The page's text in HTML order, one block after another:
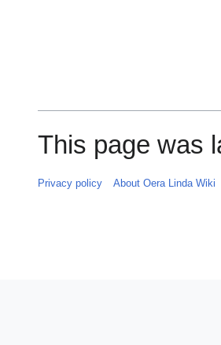
This page was
Privacy policy About Oera Linda Wiki